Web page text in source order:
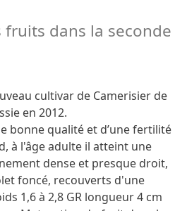
dans la seconde
cultivar de Camerisier de
en 2012.
bonne qualité et d’une fertilité
à l'âge adulte il atteint une
dense et presque droit,
foncé, recouverts d'une
1,6 à 2,8 GR longueur 4 cm